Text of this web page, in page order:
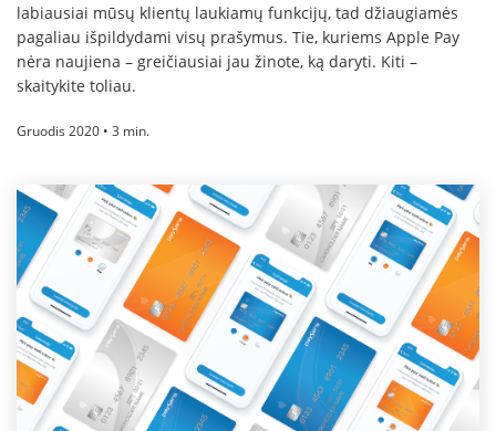
labiausiai mūsų klientų laukiamų funkcijų, tad džiaugiamės
pagaliau išpildydami visų prašymus. Tie, kuriems Apple Pay
nėra naujiena – greičiausiai jau žinote, ką daryti. Kiti –
skaitykite toliau.
Gruodis 2020 • 3 min.